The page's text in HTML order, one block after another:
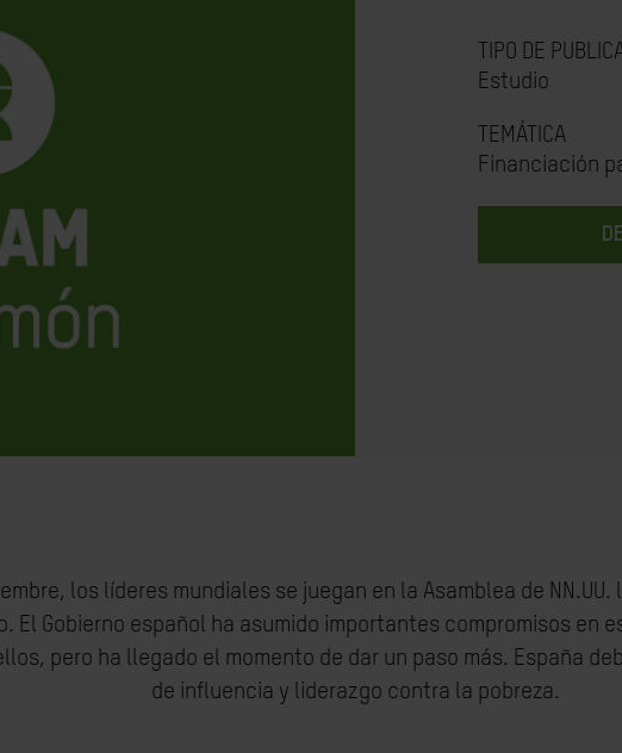
TIPO DE
Estudio
TEMÁTICA
Financiación
los líderes mundiales se juegan en la Asamblea de
El Gobierno español ha asumido importantes compromisos en
pero ha llegado el momento de dar un paso más. España
de influencia y liderazgo contra la pobreza.